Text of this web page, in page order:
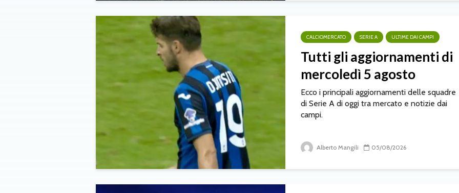
CALCIOMERCATO SERIE A ULTIME DAI CAMPI
Tutti gli aggiornamenti di
mercoledì 5 agosto
Ecco i principali aggiornamenti delle squadre
di Serie A di oggi tra mercato e notizie dai
campi.
Alberto Mangili 05/08/2026